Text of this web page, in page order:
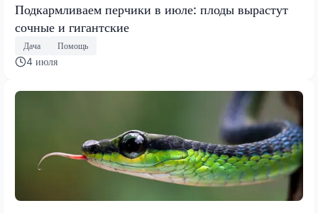
Подкармливаем перчики в июле: плоды вырастут
сочные и гигантские
Дача Помощь
4 июля